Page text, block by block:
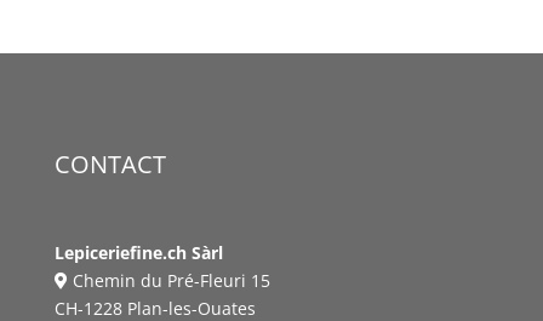
CONTACT
Lepiceriefine.ch Sàrl
Chemin du Pré-Fleuri 15
CH-1228 Plan-les-Ouates